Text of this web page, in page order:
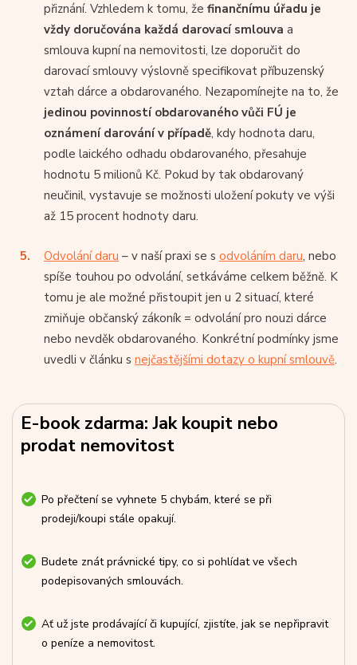
přiznání. Vzhledem k tomu, že finančnímu úřadu je
vždy doručována každá darovací smlouva a
smlouva kupní na nemovitosti, lze doporučit do
darovací smlouvy výslovně specifikovat příbuzenský
vztah dárce a obdarovaného. Nezapomínejte na to, že
jedinou povinností obdarovaného vůči FÚ je
oznámení darování v případě, kdy hodnota daru,
podle laického odhadu obdarovaného, přesahuje
hodnotu 5 milionů Kč. Pokud by tak obdarovaný
neučinil, vystavuje se možnosti uložení pokuty ve výši
až 15 procent hodnoty daru.
Odvolání daru – v naší praxi se s odvoláním daru, nebo
spíše touhou po odvolání, setkáváme celkem běžně. K
tomu je ale možné přistoupit jen u 2 situací, které
zmiňuje občanský zákoník = odvolání pro nouzi dárce
nebo nevděk obdarovaného. Konkrétní podmínky jsme
uvedli v článku s nejčastějšími dotazy o kupní smlouvě.
E-book zdarma: Jak koupit nebo
prodat nemovitost
Po přečtení se vyhnete 5 chybám, které se při
prodeji/koupi stále opakují.
Budete znát právnické tipy, co si pohlídat ve všech
podepisovaných smlouvách.
Ať už jste prodávající či kupující, zjistíte, jak se nepřipravit
o peníze a nemovitost.